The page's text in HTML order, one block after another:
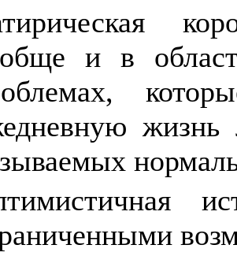
и в